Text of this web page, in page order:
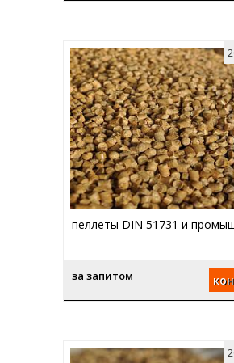
пеллеты DIN 51731 и
за запитом